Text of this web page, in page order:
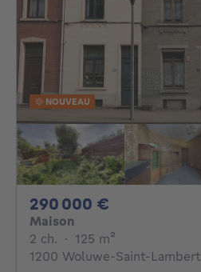
NOUVEAU
290 000 €
Maison
2 ch. 2 chambres
· 125 m²
1200 Woluwe-Saint-Lambert